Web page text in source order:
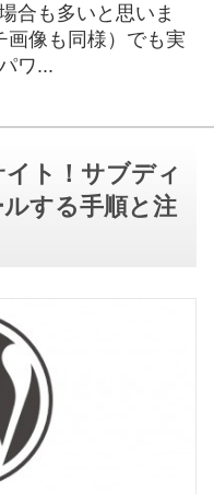
合も多いと思いま
画像も同様）でも実
ワ...
ト！サブディ
する手順と注